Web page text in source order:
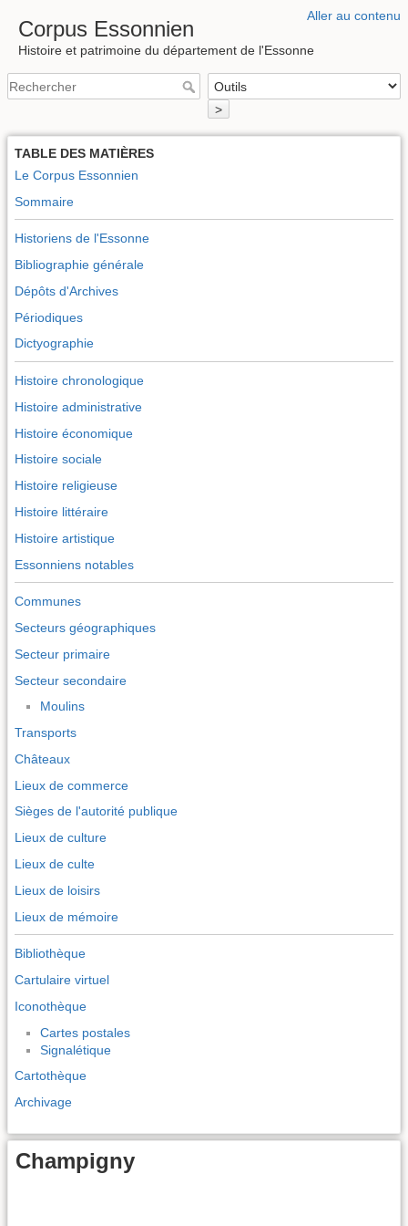
Aller au contenu
Corpus Essonnien
Histoire et patrimoine du département de l'Essonne
>
TABLE DES MATIÈRES
Le Corpus Essonnien
Sommaire
Historiens de l'Essonne
Bibliographie générale
Dépôts d'Archives
Périodiques
Dictyographie
Histoire chronologique
Histoire administrative
Histoire économique
Histoire sociale
Histoire religieuse
Histoire littéraire
Histoire artistique
Essonniens notables
Communes
Secteurs géographiques
Secteur primaire
Secteur secondaire
Moulins
Transports
Châteaux
Lieux de commerce
Sièges de l'autorité publique
Lieux de culture
Lieux de culte
Lieux de loisirs
Lieux de mémoire
Bibliothèque
Cartulaire virtuel
Iconothèque
Cartes postales
Signalétique
Cartothèque
Archivage
Champigny